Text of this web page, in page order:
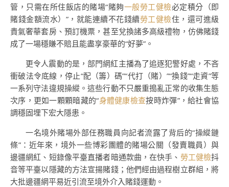
管，只需在所住飯店的賭場“賭夠一般勞工健檢必定積分（即
賭錢金額流水）”，就能連續不花錢續勞工健檢住，還可進級
貴氣奢華套房、預訂機票，甚至兌換諸多高級禮物，仿佛賭錢
成了一場穩賺不賠且能盡享豪華的“好夢”。
更令人震動的是，部門網紅主播為了追逐犯警好處，不吝
衝破法令底線，停止“配（籌）碼”“代打（賭）”“換錢”“走資”等
一系列守法違規操縱。這些行動不只嚴重搗亂正常的收集生態
次序，更如一顆顆暗藏的“身體健康檢查按時炸彈”，給社會協
調穩固埋下宏大隱患。
一名境外賭場外部任務職員向記者流露了背后的“操縱鏈
條”：近年來，境外一些博彩團體的賭場公關（發賣職員）與
邊疆網紅、短錄像平臺直播者暗通款曲，在快手、 勞工健檢抖
音等平臺以隱藏的方法宣揚賭錢；他們經由過程樹立群組，將
大批邊疆網平易近引流至境外介入賭錢運動。